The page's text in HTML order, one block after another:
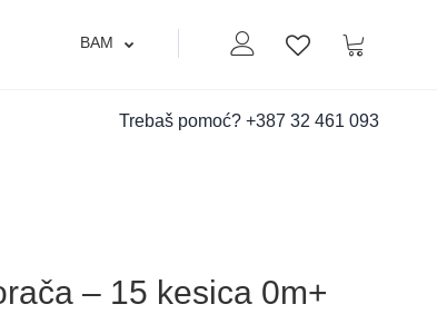
Moj nalogLista zelja
Korpa
BAM
Trebaš pomoć? +387 32 461 093
– 15 kesica 0m+